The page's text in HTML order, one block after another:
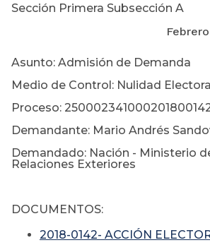
Sección Primera Subsección A
Asunto: Admisión de Demanda
Medio de Control: Nulidad
Proceso:
Demandante: Mario Andrés
Demandado: Nación - Ministerio
Relaciones Exteriores
DOCUMENTOS:
2018-0142- ACCIÓN